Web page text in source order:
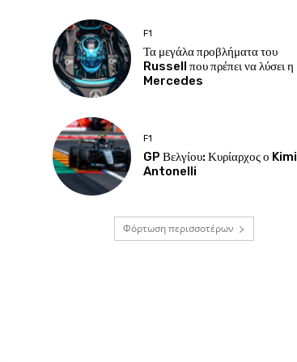
F1
Τα μεγάλα προβλήματα του
Russell που πρέπει να λύσει η
Mercedes
F1
GP Βελγίου: Κυρίαρχος ο Kimi
Antonelli
Φόρτωση περισσοτέρων